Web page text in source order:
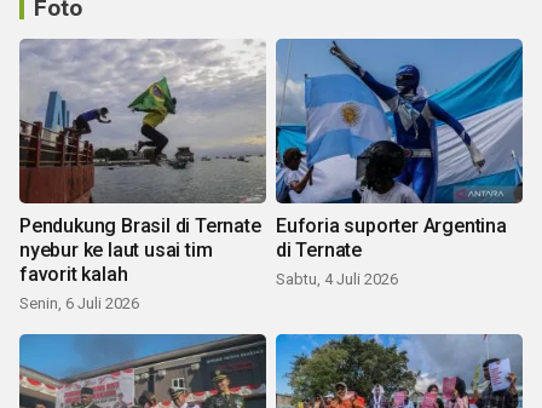
Foto
Pendukung Brasil di Ternate
nyebur ke laut usai tim
favorit kalah
Senin, 6 Juli 2026
Euforia suporter Argentina
di Ternate
Sabtu, 4 Juli 2026